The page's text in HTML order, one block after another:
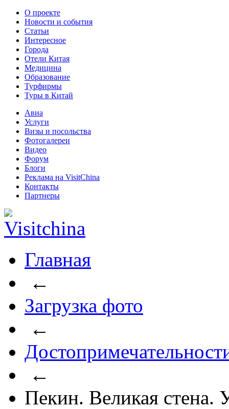
О проекте
Новости и события
Статьи
Интересное
Города
Отели Китая
Медицина
Образование
Турфирмы
Туры в Китай
Авиа
Услуги
Визы и посольства
Фотогалереи
Видео
Форум
Блоги
Реклама на VisitChina
Контакты
Партнеры
Главная
←
Загрузка фото
←
←
Пекин. Великая стена.